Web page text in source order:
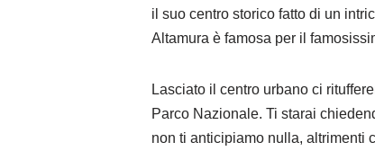
il suo centro storico fatto di un
Altamura è famosa per il
Lasciato il centro urbano ci
Parco Nazionale. Ti starai
non ti anticipiamo nulla, altrimenti